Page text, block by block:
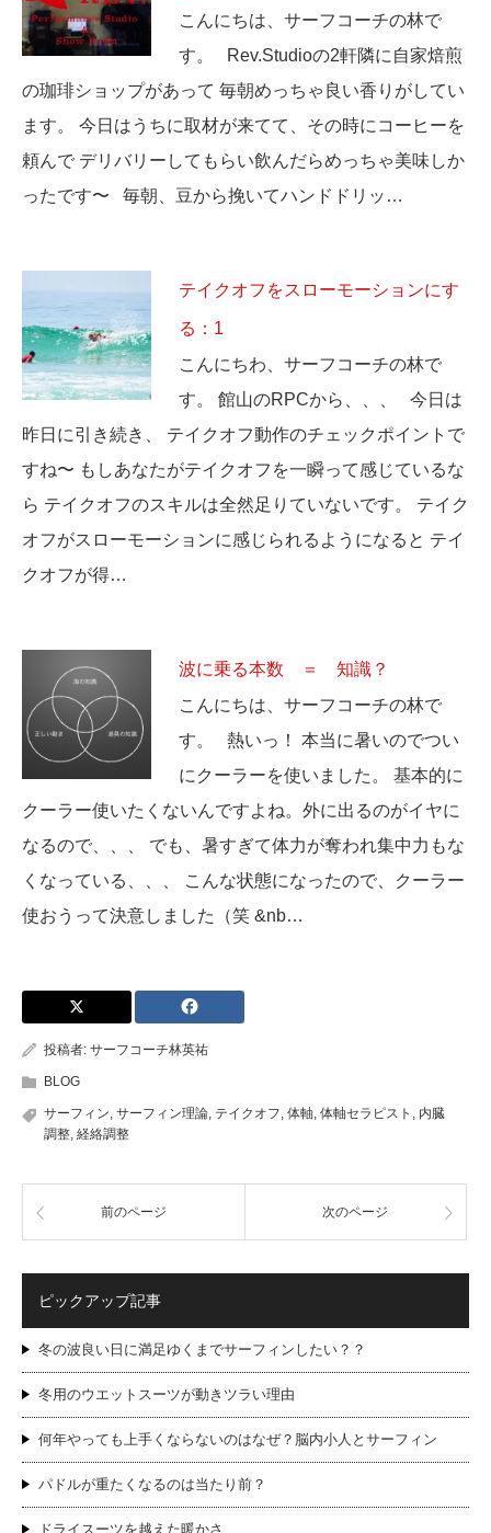
こんにちは、サーフコーチの林で
す。 Rev.Studioの2軒隣に自家焙煎
の珈琲ショップがあって 毎朝めっちゃ良い香りがしてい
ます。 今日はうちに取材が来てて、その時にコーヒーを
頼んで デリバリーしてもらい飲んだらめっちゃ美味しか
ったです〜 毎朝、豆から挽いてハンドドリッ…
テイクオフをスローモーションにす
る：1
こんにちわ、サーフコーチの林で
す。 館山のRPCから、、、 今日は
昨日に引き続き、 テイクオフ動作のチェックポイントで
すね〜 もしあなたがテイクオフを一瞬って感じているな
ら テイクオフのスキルは全然足りていないです。 テイク
オフがスローモーションに感じられるようになると テイ
クオフが得…
波に乗る本数 ＝ 知識？
こんにちは、サーフコーチの林で
す。 熱いっ！ 本当に暑いのでつい
にクーラーを使いました。 基本的に
クーラー使いたくないんですよね。外に出るのがイヤに
なるので、、、 でも、暑すぎて体力が奪われ集中力もな
くなっている、、、 こんな状態になったので、クーラー
使おうって決意しました（笑 &nb…
投稿者: サーフコーチ林英祐
BLOG
サーフィン, サーフィン理論, テイクオフ, 体軸, 体軸セラピスト , 内臓
調整, 経絡調整
前のページ 次のページ
ピックアップ記事
冬の波良い日に満足ゆくまでサーフィンしたい？？
冬用のウエットスーツが動きツラい理由
何年やっても上手くならないのはなぜ？脳内小人とサーフィン
パドルが重たくなるのは当たり前？
ドライスーツを越えた暖かさ